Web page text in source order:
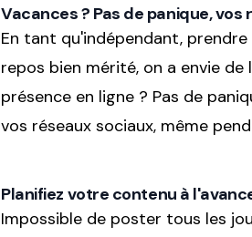
Vacances ? Pas de panique,
En tant qu'indépendant,
repos bien mérité, on a envie
présence en ligne ? Pas de
vos réseaux sociaux, même
Planifiez votre contenu à
Impossible de poster tous les